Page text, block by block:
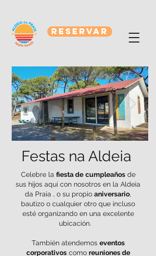
RESERVAR
Festas na Aldeia
Celebre la fiesta de cumpleañosde
sus hijos aquí con nosotros en la Aldeia
da Praia , o su propio aniversario,
bautizo o cualquier otro que incluso
esté organizando en una excelente
ubicación.
También atendemos eventos
corporativoscomo reuniones de